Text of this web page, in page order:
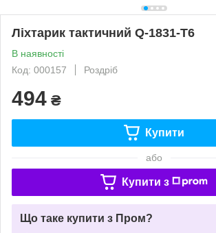
Ліхтарик тактичний Q-1831-T6
В наявності
Код: 000157
Роздріб
494 ₴
Купити
або
Купити з
Що таке купити з Пром?